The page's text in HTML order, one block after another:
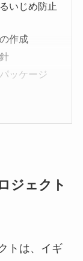
いじめ防止
作成
ッケージ
ジェクト
トは、イギ